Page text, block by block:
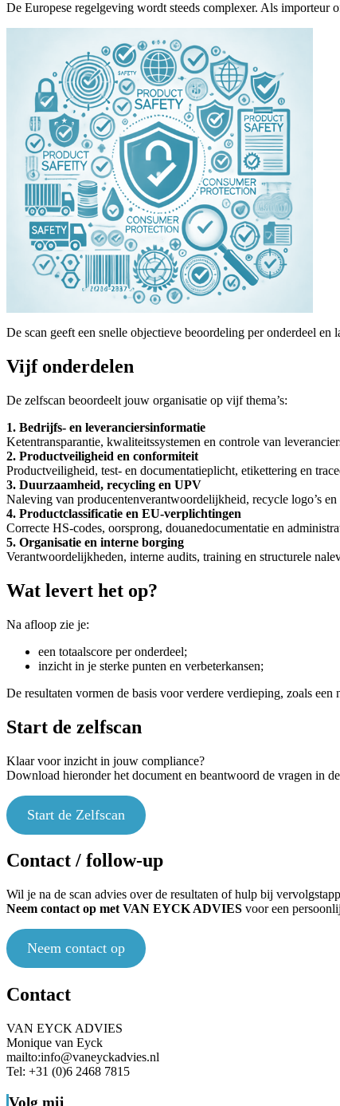
De Europese regelgeving wordt steeds complexer. Als
De scan geeft een snelle objectieve beoordeling per onderdeel
Vijf onderdelen
De zelfscan beoordeelt jouw organisatie op vijf thema’s:
1. Bedrijfs- en leveranciersinformatie
Ketentransparantie, kwaliteitssystemen en controle van
2. Productveiligheid en conformiteit
Productveiligheid, test- en documentatieplicht, etikettering en
3. Duurzaamheid, recycling en UPV
Naleving van producentenverantwoordelijkheid, recycle logo’s
4. Productclassificatie en EU-verplichtingen
Correcte HS-codes, oorsprong, douanedocumentatie en
5. Organisatie en interne borging
Verantwoordelijkheden, interne audits, training en structurele
Wat levert het op?
Na afloop zie je:
een totaalscore per onderdeel;
inzicht in je sterke punten en verbeterkansen;
De resultaten vormen de basis voor verdere verdieping, zoals een
Start de zelfscan
Klaar voor inzicht in jouw compliance?
Download hieronder het document en beantwoord de vragen in de
Start de Zelfscan
Contact / follow-up
Wil je na de scan advies over de resultaten of hulp bij
Neem contact op met VAN EYCK ADVIES voor een
Neem contact op
Contact
VAN EYCK ADVIES
Monique van Eyck
mailto:info@vaneyckadvies.nl
Tel: +31 (0)6 2468 7815
Volg mij